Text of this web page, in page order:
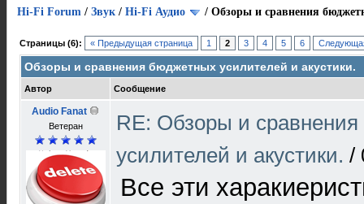
Hi-Fi Forum / Звук / Hi-Fi Аудио / Обзоры и сравнения
Страницы (6): « Предыдущая страница 1 2 3 4 5 6
Обзоры и сравнения бюджетных усилителей и акустики.
Автор Сообщение
Audio Fanat
Ветеран
RE: Обзоры и
усилителей и акустики. /
Все эти